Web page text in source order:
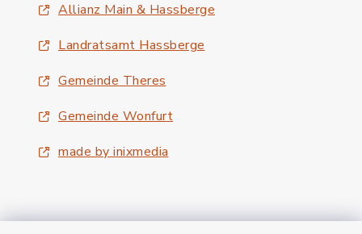
Allianz Main & Hassberge
Landratsamt Hassberge
Gemeinde Theres
Gemeinde Wonfurt
made by inixmedia